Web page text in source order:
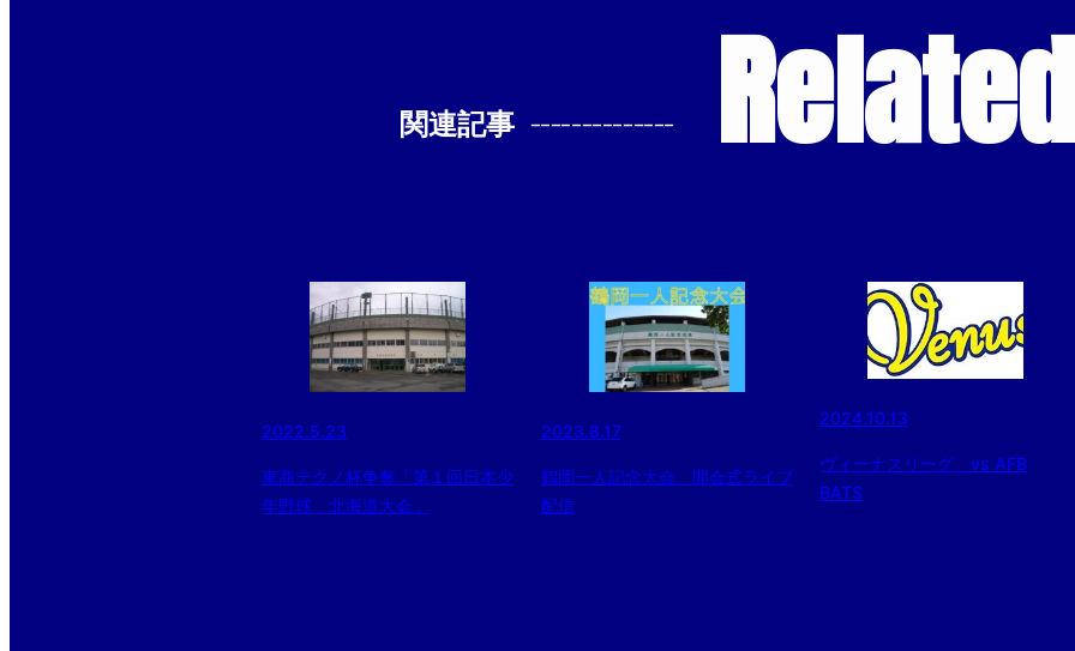
関連記事 --------------
2022.5.23
東商テクノ杯争奪「第１回日本少
年野球 北海道大会」
2023.8.17
鶴岡一人記念大会 開会式ライブ
配信
2024.10.13
ヴィーナスリーグ vs AFB
BATS